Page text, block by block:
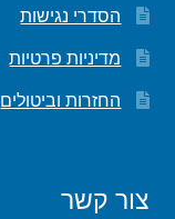
הסדרי נגישות
מדיניות פרטיות
החזרות וביטולים
צור קשר